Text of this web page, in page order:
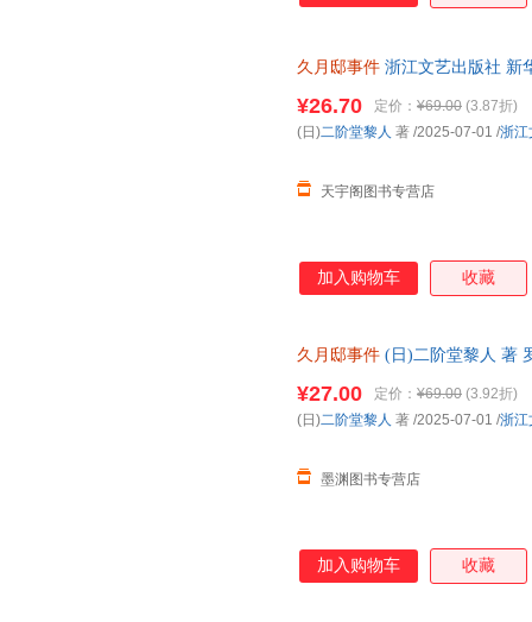
久月邸事件 浙江文艺出版社 新
¥26.70 定价： ¥69.00 (3.87折)
天宇阁图书专营店
(日)二阶堂黎人 著 /2025-07-01 /浙江
加入购物车 收藏
久月邸事件 (日)二阶堂黎人 著
¥27.00 定价： ¥69.00 (3.92折)
墨渊图书专营店
(日)二阶堂黎人 著 /2025-07-01 /浙江
加入购物车 收藏